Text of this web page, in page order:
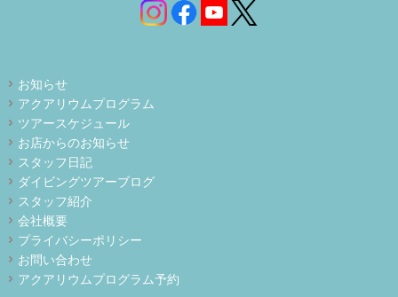
お知らせ
アクアリウムプログラム
ツアースケジュール
お店からのお知らせ
スタッフ日記
ダイビングツアーブログ
スタッフ紹介
会社概要
プライバシーポリシー
お問い合わせ
アクアリウムプログラム予約